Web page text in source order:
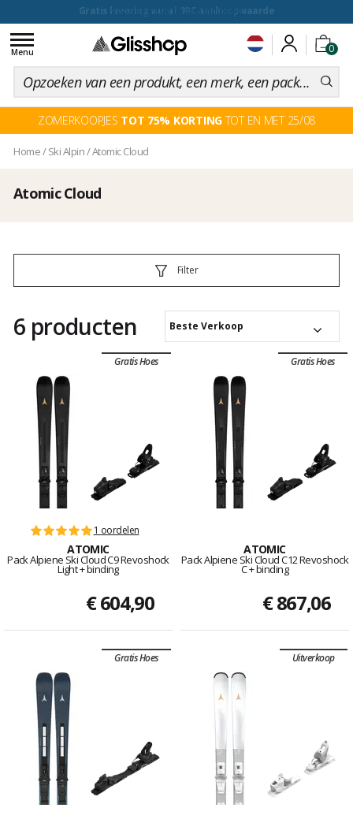
voor een 100 dagen inruiling
0
Toggle
navigation
Menu
ZOMERKOOPJES TOT 75% KORTINGTOT EN MET 25/08
Home/ Ski Alpin/Atomic Cloud
Atomic Cloud
Filter
6 producten Beste Verkoop
Gratis Hoes
1 oordelen
ATOMIC
Pack Alpiene Ski Cloud C9 Revoshock
Light + binding
€ 604,90
Gratis Hoes
ATOMIC
Pack Alpiene Ski Cloud C12 Revoshock
C + binding
€ 867,06
Gratis Hoes Uitverkoop